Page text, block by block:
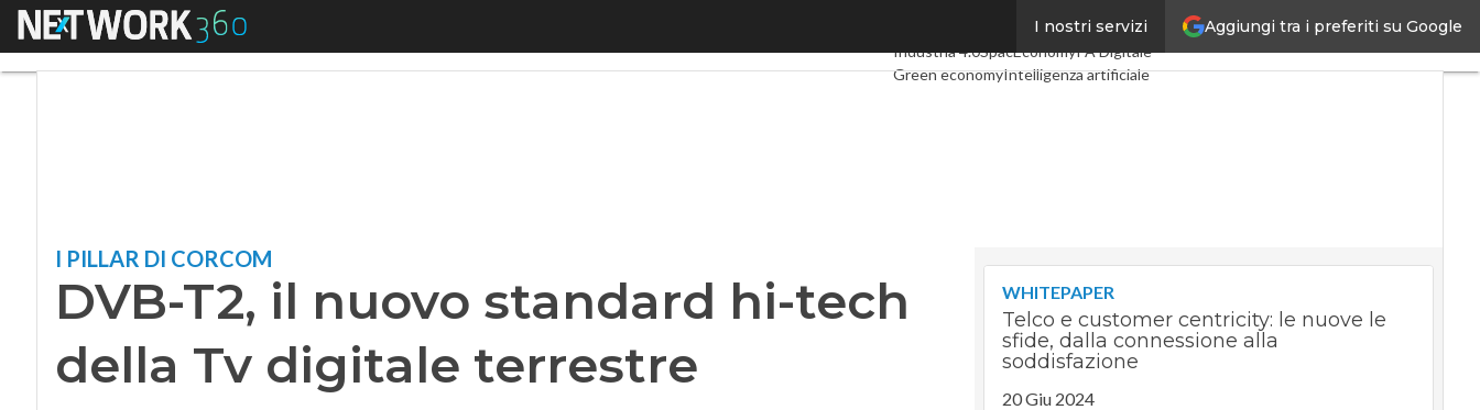
Aggiungi tra i preferiti su Google
I nostri servizi
Menu Digital Economy Telco
Industria 4.0SpacEconomyPA Digitale
Green economyIntelligenza artificiale
I PILLAR DI CORCOM
DVB-T2, il nuovo standard hi-tech
della Tv digitale terrestre
WHITEPAPER
Telco e customer centricity: le nuove le
sfide, dalla connessione alla
soddisfazione
20 Giu 2024